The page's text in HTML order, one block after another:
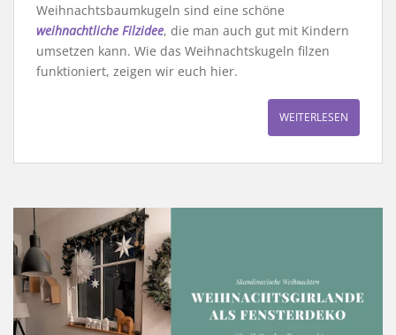
Weihnachtsbaumkugeln sind eine schöne
weihnachtliche Filzidee, die man auch gut mit Kindern
umsetzen kann. Wie das Weihnachtskugeln filzen
funktioniert, zeigen wir euch hier.
WEITERLESEN